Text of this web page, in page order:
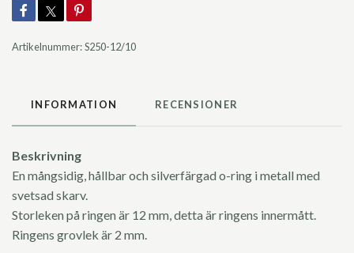
Artikelnummer:S250-12/10
INFORMATION RECENSIONER
Beskrivning
En mångsidig, hållbar och silverfärgad o-ring i metall med
svetsad skarv.
Storleken på ringen är 12 mm, detta är ringens innermått.
Ringens grovlek är 2 mm.